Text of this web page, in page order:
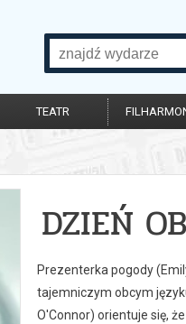
TEATR
DZIEŃ
Prezenterka pogody
tajemniczym obcym
O'Connor) orientuje się,